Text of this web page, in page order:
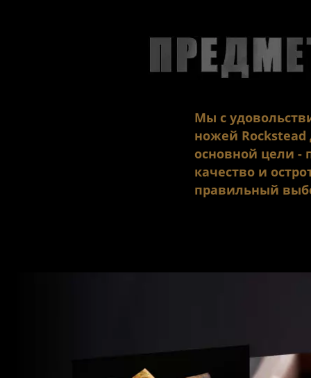
Мы с
ножей Rockstead
основной цели -
качество и
правильный